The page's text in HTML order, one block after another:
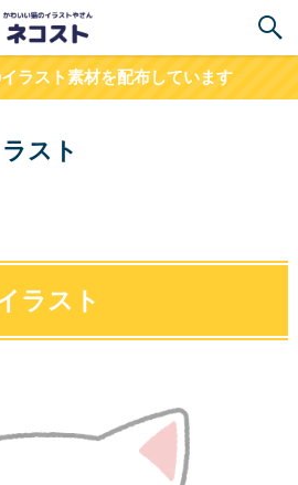
ラスト素材を配布しています
スト
ラスト